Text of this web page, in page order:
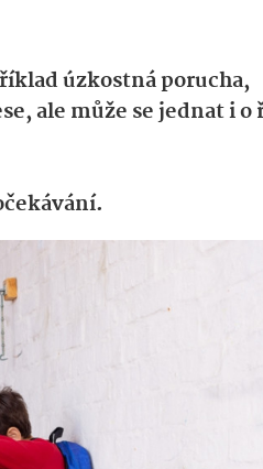
úzkostná porucha,
ale může se jednat i o